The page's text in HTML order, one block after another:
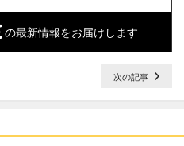
の最新情報をお届けします
次の記事